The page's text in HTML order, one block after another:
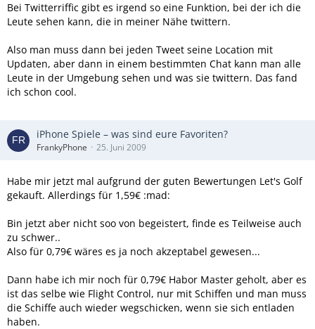
Bei Twitterriffic gibt es irgend so eine Funktion, bei der ich die
Leute sehen kann, die in meiner Nähe twittern.
Also man muss dann bei jeden Tweet seine Location mit
Updaten, aber dann in einem bestimmten Chat kann man alle
Leute in der Umgebung sehen und was sie twittern. Das fand
ich schon cool.
iPhone Spiele – was sind eure Favoriten?
FrankyPhone 25. Juni 2009
Habe mir jetzt mal aufgrund der guten Bewertungen Let's Golf
gekauft. Allerdings für 1,59€ :mad:
Bin jetzt aber nicht soo von begeistert, finde es Teilweise auch
zu schwer..
Also für 0,79€ wäres es ja noch akzeptabel gewesen...
Dann habe ich mir noch für 0,79€ Habor Master geholt, aber es
ist das selbe wie Flight Control, nur mit Schiffen und man muss
die Schiffe auch wieder wegschicken, wenn sie sich entladen
haben.